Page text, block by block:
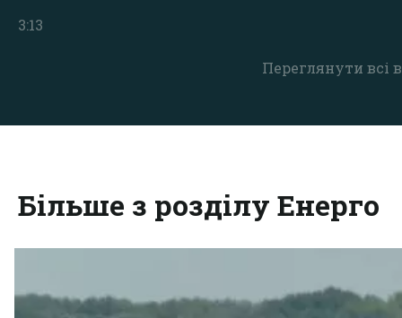
Переглянути всі
3:13
Більше з розділу Енерго